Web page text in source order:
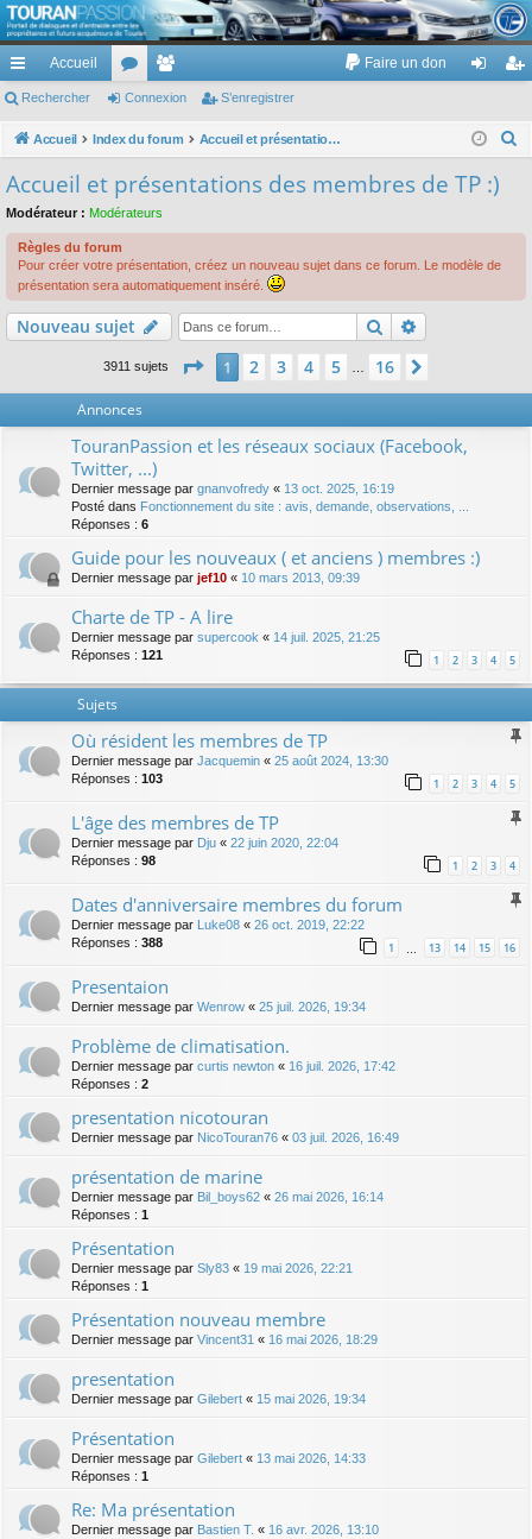
TouranPassion
Le forum des propriétaires ou futurs acquéreurs du Volkswagen Touran
cc
ès
pi
de
Accueil
or
u
e
m
Faire un don
ne nr
Rechercher Connexion S’enregistrer
Accueil Index du forum Accueil et présentations des membres de TP :)
Accueil et présentations des membres de TP :)
Modérateur : Modérateurs
Règles du forum
Pour créer votre présentation, créez un nouveau sujet dans ce forum. Le modèle de
présentation sera automatiquement inséré.
Nouveau sujet Rechercher
3911 sujets Page 1 sur 16
1 2 3 4 5 16
Annonces
TouranPassion et les réseaux sociaux (Facebook,
Twitter, ...)
Dernier message par gnanvofredy « 13 oct. 2025, 16:19
Posté dans Fonctionnement du site : avis, demande, observations, ...
Réponses : 6
Guide pour les nouveaux ( et anciens ) membres :)
Dernier message par jef10 « 10 mars 2013, 09:39
Charte de TP - A lire
Dernier message par supercook « 14 juil. 2025, 21:25
Réponses : 121 1 2 3 4 5
Sujets
Où résident les membres de TP
Dernier message par Jacquemin « 25 août 2024, 13:30
Réponses : 103 1 2 3 4 5
L'âge des membres de TP
Dernier message par Dju « 22 juin 2020, 22:04
Réponses : 98 1 2 3 4
Dates d'anniversaire membres du forum
Dernier message par Luke08 « 26 oct. 2019, 22:22
Réponses : 388 1 … 13 14 15 16
Presentaion
Dernier message par Wenrow « 25 juil. 2026, 19:34
Problème de climatisation.
Dernier message par curtis newton « 16 juil. 2026, 17:42
Réponses : 2
presentation nicotouran
Dernier message par NicoTouran76 « 03 juil. 2026, 16:49
présentation de marine
Dernier message par Bil_boys62 « 26 mai 2026, 16:14
Réponses : 1
Présentation
Dernier message par Sly83 « 19 mai 2026, 22:21
Réponses : 1
Présentation nouveau membre
Dernier message par Vincent31 « 16 mai 2026, 18:29
presentation
Dernier message par Gilebert « 15 mai 2026, 19:34
Présentation
Dernier message par Gilebert « 13 mai 2026, 14:33
Réponses : 1
Re: Ma présentation
Dernier message par Bastien T. « 16 avr. 2026, 13:10